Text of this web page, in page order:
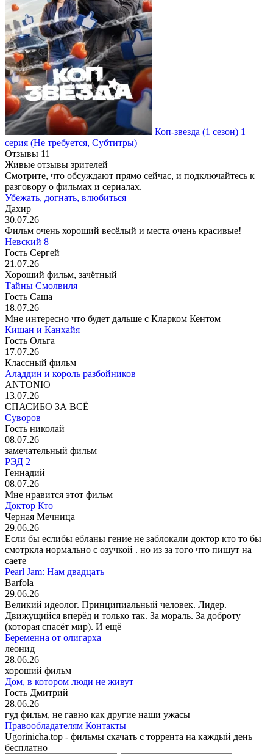
Коп-звезда (1 сезон) 1
серия (Не требуется, Субтитры)
Отзывы 11
Живые отзывы зрителей
Смотрите, что обсуждают прямо сейчас, и подключайтесь к
разговору о фильмах и сериалах.
Убежать, догнать, влюбиться
Дахир
30.07.26
Фильм очень хороший весёлый и места очень красивые!
Невский 8
Гость Сергей
21.07.26
Хороший фильм, зачётный
Тайны Смолвиля
Гость Саша
18.07.26
Мне интересно что будет дальше с Кларком Кентом
Кишан и Канхайя
Гость Ольга
17.07.26
Классный фильм
Аладдин и король разбойников
ANTONIO
13.07.26
СПАСИБО ЗА ВСЁ
Суворов
Гость николай
08.07.26
замечательный фильм
РЭД 2
Геннадий
08.07.26
Мне нравится этот фильм
Доктор Кто
Черная Мечница
29.06.26
Если бы еслибы ебланы гение не заблокали доктор кто то бы
смотркла нормально с озучкой . но из за того что пишут на
саете
Pearl Jam: Нам двадцать
Barfola
29.06.26
Великий идеолог. Принципиальный человек. Лидер.
Движущийся вперёд и только так. За мораль. За доброту
(которая спасёт мир). И ещё
Беременна от олигарха
леонид
28.06.26
хороший фильм
Дом, в котором люди не живут
Гость Дмитрий
28.06.26
гуд фильм, не гавно как другие наши ужасы
Правообладателям Контакты
Ugorinicha.top - фильмы скачать с торрента на каждый день
бесплатно